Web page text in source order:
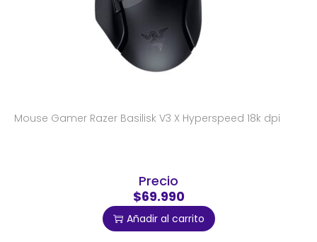
Mouse Gamer Razer Basilisk V3 X Hyperspeed 18k dpi
Precio
$69.990
Añadir al carrito